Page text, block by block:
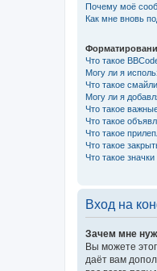
Почему моё
Как мне вновь
Что такое
Могу ли я
Что такое
Могу ли я
Что такое
Что такое
Что такое
Что такое
Что такое
Вход на
Зачем мне
Вы можете
даёт вам